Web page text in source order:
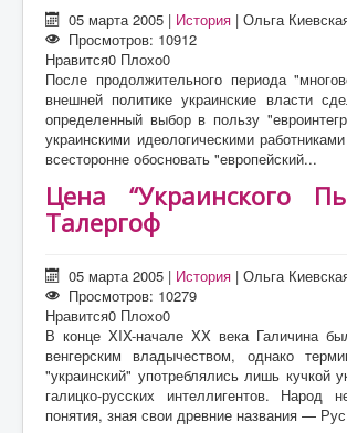
05 марта 2005 | История |Ольга
Просмотров: 10912
Нравится0 Плохо0
После продолжительного периода
внешней политике украинские власти
определенный выбор в пользу
украинскими идеологическими
всесторонне обосновать "европейский...
Цена “Украинского
Талергоф
05 марта 2005 | История |Ольга
Просмотров: 10279
Нравится0 Плохо0
В конце XIX-начале XX века Галичина
венгерским владычеством, однако
"украинский" употреблялись лишь кучкой
галицко-русских интеллигентов.
понятия, зная свои древние названия —